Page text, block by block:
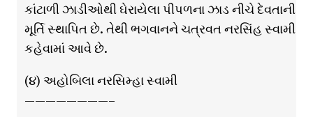
કાંટાળી ઝાડીઓથી ઘેરાયેલા પીપળના ઝાડ નીચે દેવતાની
મૂર્તિ સ્થાપિત છે. તેથી ભગવાનને ચત્રવત નરસિંહ સ્વામી
કહેવામાં આવે છે.
(૪) અહોબિલા નરસિમ્હા સ્વામી
————————–